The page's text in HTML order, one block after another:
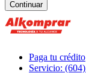
Continuar
Paga tu crédito
Servicio: